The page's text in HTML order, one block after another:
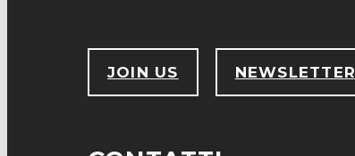
JOIN US NEWSLETTER